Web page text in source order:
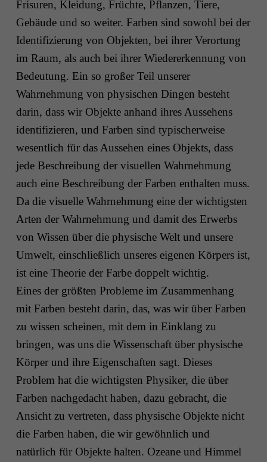
Frisuren, Kleidung, Früchte, Pflanzen, Tiere,
Gebäude und so weiter. Farben sind sowohl bei der
Identifizierung von Objekten, bei ihrer Verortung
im Raum, als auch bei ihrer Wiedererkennung von
Bedeutung. Ein so großer Teil unserer
Wahrnehmung von physischen Dingen besteht
darin, dass wir Objekte anhand ihres Aussehens
identifizieren, und Farben sind typischerweise
wesentlich für das Aussehen eines Objekts, dass
jede Beschreibung der visuellen Wahrnehmung
auch eine Beschreibung der Farben enthalten muss.
Da die visuelle Wahrnehmung eine der wichtigsten
Arten der Wahrnehmung und damit des Erwerbs
von Wissen über die physische Welt und unsere
Umwelt, einschließlich unseres eigenen Körpers ist,
ist eine Theorie der Farbe doppelt wichtig.
Eines der größten Probleme im Zusammenhang
mit Farben besteht darin, das, was wir über Farben
zu wissen scheinen, mit dem in Einklang zu
bringen, was uns die Wissenschaft über physische
Körper und ihre Eigenschaften sagt. Dieses
Problem hat die wichtigsten Physiker, die über
Farben nachgedacht haben, dazu gebracht, die
Ansicht zu vertreten, dass physische Objekte nicht
die Farben haben, die wir gewöhnlich und
natürlich für Objekte halten. Ozeane und Himmel